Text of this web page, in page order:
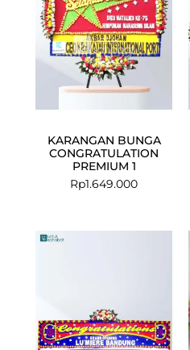
KARANGAN BUNGA
CONGRATULATION
PREMIUM 1
Rp1.649.000